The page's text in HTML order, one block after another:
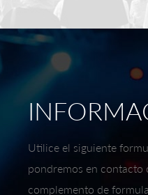
Utilice el siguiente
pondremos en contacto
complemento de